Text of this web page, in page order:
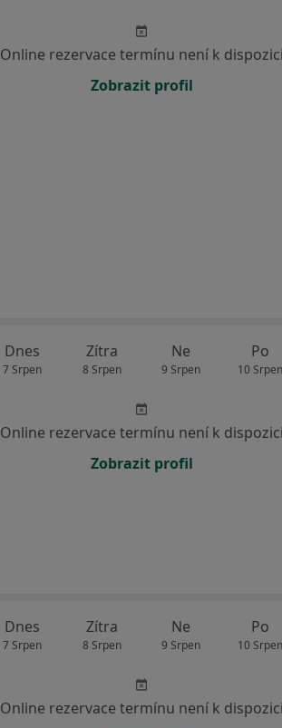
Online rezervace termínu není k dispozici
Zobrazit profil
Dnes
7 Srpen
Zítra
8 Srpen
Ne
9 Srpen
Po
10 Srpen
Online rezervace termínu není k dispozici
Zobrazit profil
Dnes
7 Srpen
Zítra
8 Srpen
Ne
9 Srpen
Po
10 Srpen
Online rezervace termínu není k dispozici